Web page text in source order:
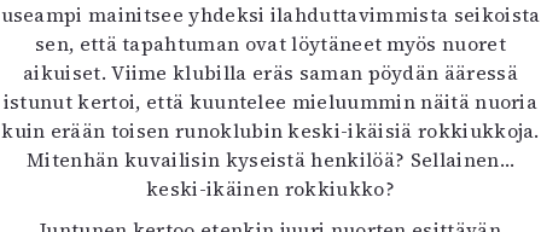
useampi mainitsee yhdeksi ilahduttavimmista seikoista
sen, että tapahtuman ovat löytäneet myös nuoret
aikuiset. Viime klubilla eräs saman pöydän ääressä
istunut kertoi, että kuuntelee mieluummin näitä nuoria
kuin erään toisen runoklubin keski-ikäisiä rokkiukkoja.
Mitenhän kuvailisin kyseistä henkilöä? Sellainen…
keski-ikäinen rokkiukko?